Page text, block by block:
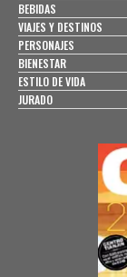
BEBIDAS
VIAJES Y DESTINOS
PERSONAJES
BIENESTAR
ESTILO DE VIDA
JURADO